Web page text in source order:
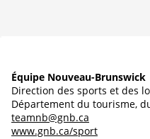
Équipe Nouveau-Brunswick
Direction des sports et des
Département du tourisme,
teamnb@gnb.ca
www.gnb.ca/sport